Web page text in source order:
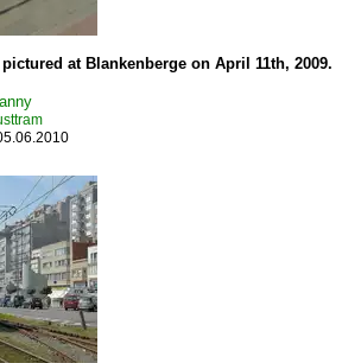
pictured at Blankenberge on April 11th, 2009.